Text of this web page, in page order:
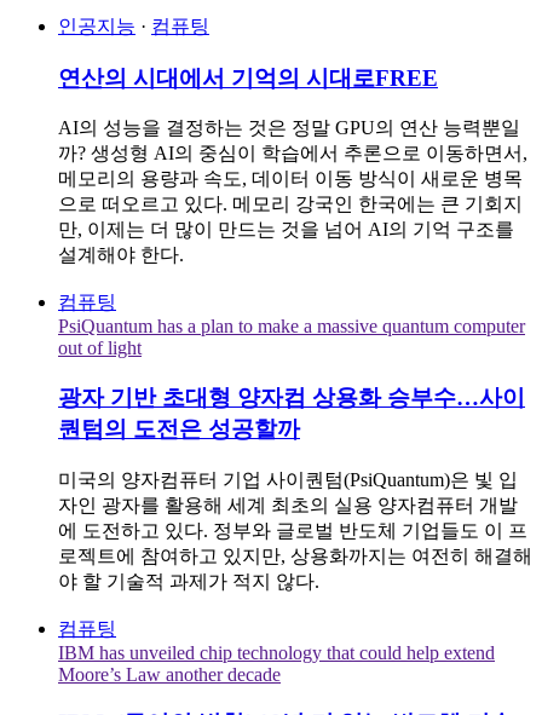
인공지능 · 컴퓨팅
연산의 시대에서 기억의 시대로FREE
AI의 성능을 결정하는 것은 정말 GPU의 연산 능력뿐일
까? 생성형 AI의 중심이 학습에서 추론으로 이동하면서,
메모리의 용량과 속도, 데이터 이동 방식이 새로운 병목
으로 떠오르고 있다. 메모리 강국인 한국에는 큰 기회지
만, 이제는 더 많이 만드는 것을 넘어 AI의 기억 구조를
설계해야 한다.
컴퓨팅
PsiQuantum has a plan to make a massive quantum computer
out of light
광자 기반 초대형 양자컴 상용화 승부수…사이
퀀텀의 도전은 성공할까
미국의 양자컴퓨터 기업 사이퀀텀(PsiQuantum)은 빛 입
자인 광자를 활용해 세계 최초의 실용 양자컴퓨터 개발
에 도전하고 있다. 정부와 글로벌 반도체 기업들도 이 프
로젝트에 참여하고 있지만, 상용화까지는 여전히 해결해
야 할 기술적 과제가 적지 않다.
컴퓨팅
IBM has unveiled chip technology that could help extend
Moore’s Law another decade